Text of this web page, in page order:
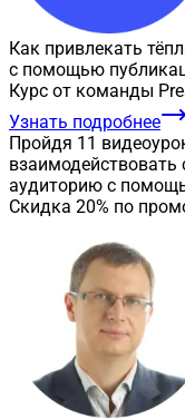
Как привлекать
с помощью
Курс от команды
Узнать подробнее
Пройдя 11
аудиторию с
Скидка 20% по